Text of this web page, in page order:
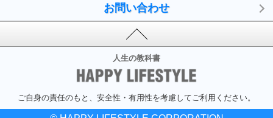
お問い合わせ
人生の教科書
ご自身の責任のもと、安全性・有用性を考慮してご利用ください。